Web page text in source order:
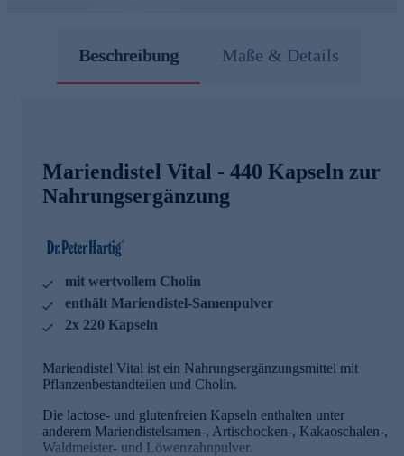
Beschreibung Maße & Details
Mariendistel Vital - 440 Kapseln zur
Nahrungsergänzung
mit wertvollem Cholin
enthält Mariendistel-Samenpulver
2x 220 Kapseln
Mariendistel Vital ist ein Nahrungsergänzungsmittel mit
Pflanzenbestandteilen und Cholin.
Die lactose- und glutenfreien Kapseln enthalten unter
anderem Mariendistelsamen-, Artischocken-, Kakaoschalen-,
Waldmeister- und Löwenzahnpulver.